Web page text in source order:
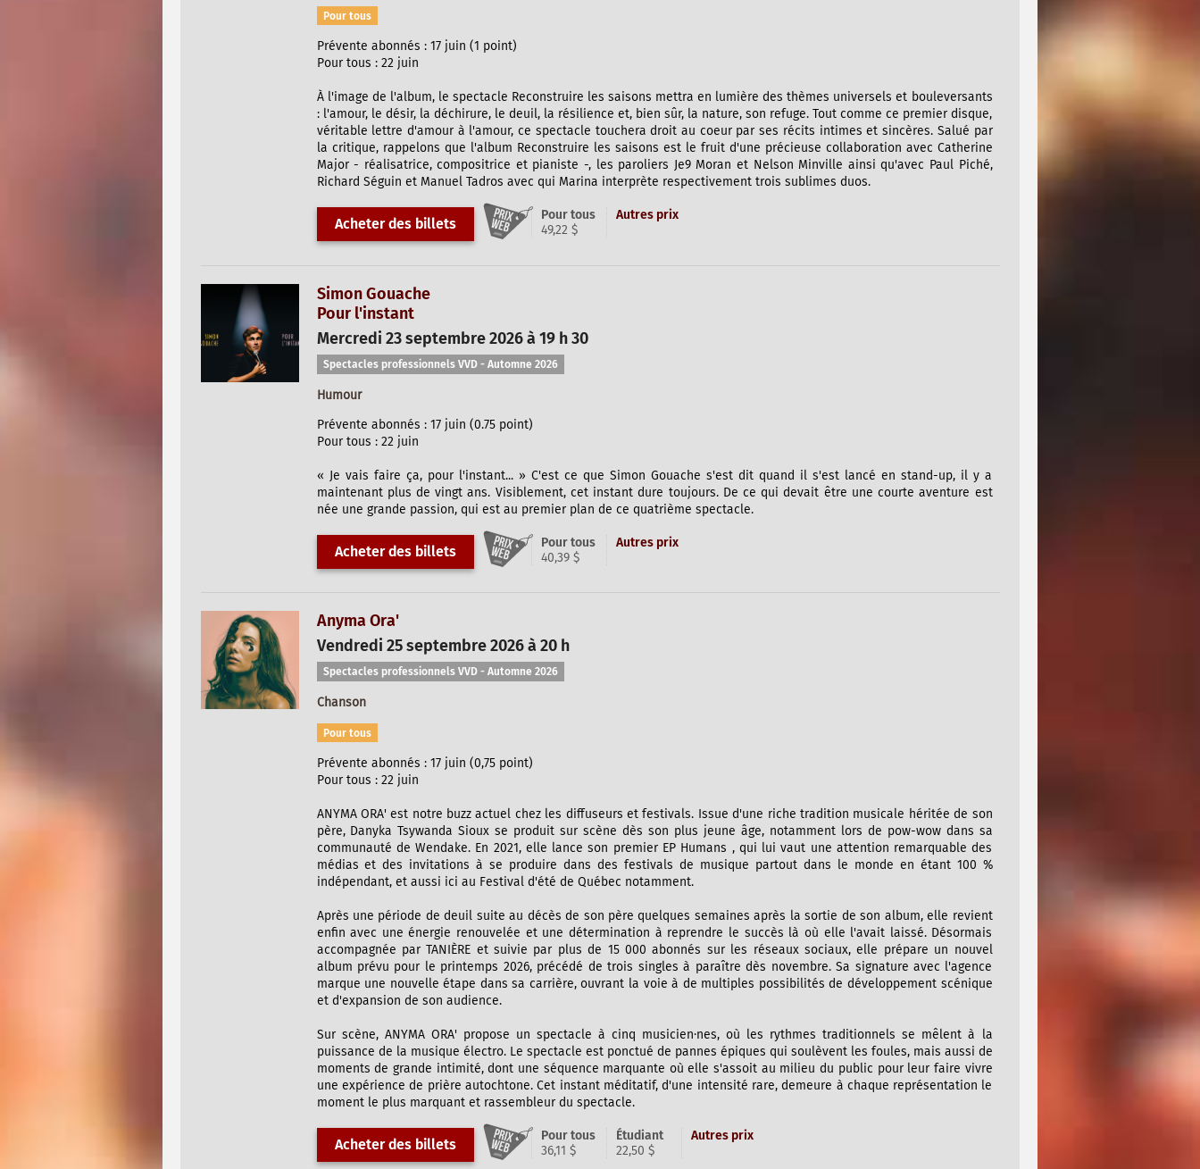
Pour tous
Prévente abonnés : 17 juin (1 point)
Pour tous : 22 juin
À l'image de l'album, le spectacle Reconstruire les saisons mettra en lumière des thèmes universels et bouleversants
: l'amour, le désir, la déchirure, le deuil, la résilience et, bien sûr, la nature, son refuge. Tout comme ce premier disque,
véritable lettre d'amour à l'amour, ce spectacle touchera droit au coeur par ses récits intimes et sincères. Salué par
la critique, rappelons que l'album Reconstruire les saisons est le fruit d'une précieuse collaboration avec Catherine
Major - réalisatrice, compositrice et pianiste -, les paroliers Je9 Moran et Nelson Minville ainsi qu'avec Paul Piché,
Richard Séguin et Manuel Tadros avec qui Marina interprète respectivement trois sublimes duos.
Acheter des billets
Pour tous
49,22 $
Autres prix
Simon Gouache
Pour l'instant
Mercredi 23 septembre 2026 à 19 h 30
Spectacles professionnels VVD - Automne 2026
Humour
Prévente abonnés : 17 juin (0.75 point)
Pour tous : 22 juin
« Je vais faire ça, pour l'instant... » C'est ce que Simon Gouache s'est dit quand il s'est lancé en stand-up, il y a
maintenant plus de vingt ans. Visiblement, cet instant dure toujours. De ce qui devait être une courte aventure est
née une grande passion, qui est au premier plan de ce quatrième spectacle.
Acheter des billets
Pour tous
40,39 $
Autres prix
Anyma Ora'
Vendredi 25 septembre 2026 à 20 h
Spectacles professionnels VVD - Automne 2026
Chanson
Pour tous
Prévente abonnés : 17 juin (0,75 point)
Pour tous : 22 juin
ANYMA ORA' est notre buzz actuel chez les diffuseurs et festivals. Issue d'une riche tradition musicale héritée de son
père, Danyka Tsywanda Sioux se produit sur scène dès son plus jeune âge, notamment lors de pow-wow dans sa
communauté de Wendake. En 2021, elle lance son premier EP Humans , qui lui vaut une attention remarquable des
médias et des invitations à se produire dans des festivals de musique partout dans le monde en étant 100 %
indépendant, et aussi ici au Festival d'été de Québec notamment.
Après une période de deuil suite au décès de son père quelques semaines après la sortie de son album, elle revient
enfin avec une énergie renouvelée et une détermination à reprendre le succès là où elle l'avait laissé. Désormais
accompagnée par TANIÈRE et suivie par plus de 15 000 abonnés sur les réseaux sociaux, elle prépare un nouvel
album prévu pour le printemps 2026, précédé de trois singles à paraître dès novembre. Sa signature avec l'agence
marque une nouvelle étape dans sa carrière, ouvrant la voie à de multiples possibilités de développement scénique
et d'expansion de son audience.
Sur scène, ANYMA ORA' propose un spectacle à cinq musicien·nes, où les rythmes traditionnels se mêlent à la
puissance de la musique électro. Le spectacle est ponctué de pannes épiques qui soulèvent les foules, mais aussi de
moments de grande intimité, dont une séquence marquante où elle s'assoit au milieu du public pour leur faire vivre
une expérience de prière autochtone. Cet instant méditatif, d'une intensité rare, demeure à chaque représentation le
moment le plus marquant et rassembleur du spectacle.
Acheter des billets
Pour tous
36,11 $
Étudiant
22,50 $
Autres prix